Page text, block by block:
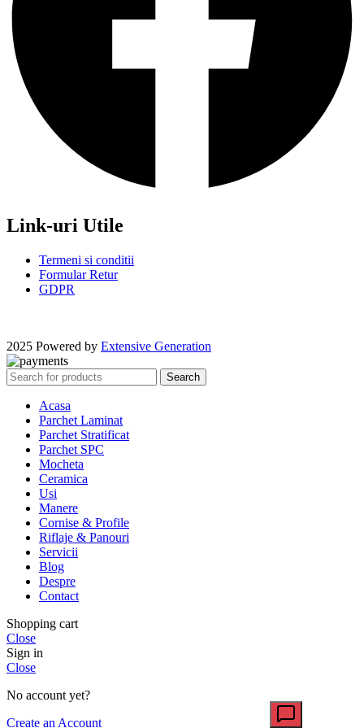
Link-uri Utile
Termeni si conditii
Formular Retur
GDPR
2025 Powered by Extensive Generation
Search
Acasa
Parchet Laminat
Parchet Stratificat
Parchet SPC
Mocheta
Ceramica
Usi
Manere
Cornise & Profile
Riflaje & Panouri
Servicii
Blog
Despre
Contact
Shopping cart
Close
Sign in
Close
No account yet?
Create an Account